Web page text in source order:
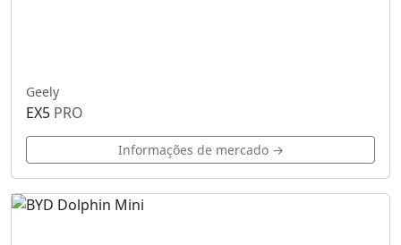
Geely
EX5 PRO
Informações de mercado →